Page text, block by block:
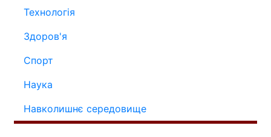
Технологія
Здоров'я
Спорт
Наука
Навколишнє середовище